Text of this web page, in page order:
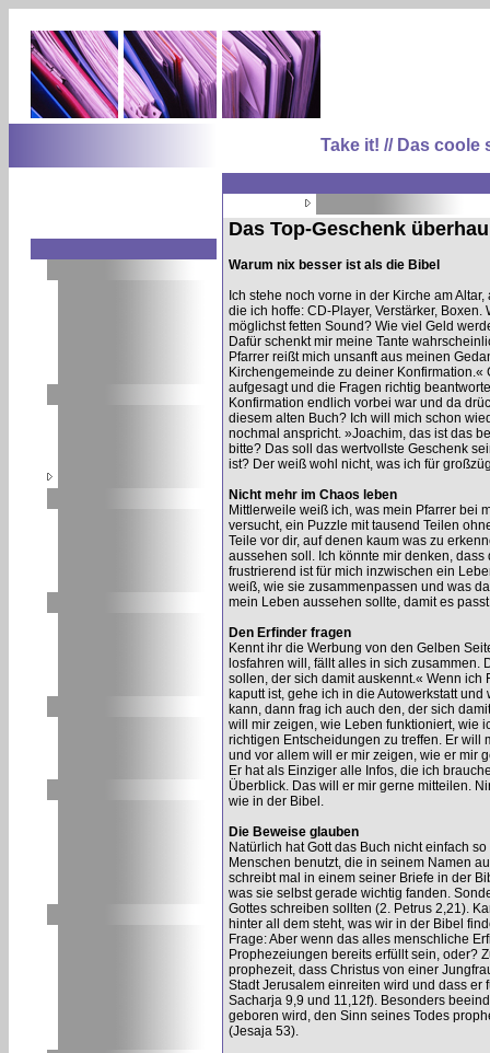
Take it! // Das
Das Top-Geschenk
Warum nix besser ist als die Bibel
Ich stehe noch vorne in der Kirche am
die ich hoffe: CD-Player, Verstärker,
möglichst fetten Sound? Wie viel Geld
Dafür schenkt mir meine Tante
Pfarrer reißt mich unsanft aus meinen
Kirchengemeinde zu deiner
aufgesagt und die Fragen richtig
Konfirmation endlich vorbei war und da
diesem alten Buch? Ich will mich schon
nochmal anspricht. »Joachim, das ist das
bitte? Das soll das wertvollste Geschenk
ist? Der weiß wohl nicht, was ich für
Nicht mehr im Chaos leben
Mittlerweile weiß ich, was mein Pfarrer bei
versucht, ein Puzzle mit tausend Teilen
Teile vor dir, auf denen kaum was zu
aussehen soll. Ich könnte mir denken,
frustrierend ist für mich inzwischen ein
weiß, wie sie zusammenpassen und was
mein Leben aussehen sollte, damit es
Den Erfinder fragen
Kennt ihr die Werbung von den Gelben
losfahren will, fällt alles in sich
sollen, der sich damit auskennt.« Wenn ich
kaputt ist, gehe ich in die Autowerkstatt
kann, dann frag ich auch den, der sich
will mir zeigen, wie Leben funktioniert, wie
richtigen Entscheidungen zu treffen. Er will
und vor allem will er mir zeigen, wie er mir
Er hat als Einziger alle Infos, die ich
Überblick. Das will er mir gerne mitteilen.
wie in der Bibel.
Die Beweise glauben
Natürlich hat Gott das Buch nicht einfach
Menschen benutzt, die in seinem Namen
schreibt mal in einem seiner Briefe in der
was sie selbst gerade wichtig fanden.
Gottes schreiben sollten (2. Petrus 2,21).
hinter all dem steht, was wir in der Bibel
Frage: Aber wenn das alles menschliche
Prophezeiungen bereits erfüllt sein, oder?
prophezeit, dass Christus von einer
Stadt Jerusalem einreiten wird und dass
Sacharja 9,9 und 11,12f). Besonders
geboren wird, den Sinn seines Todes
(Jesaja 53).